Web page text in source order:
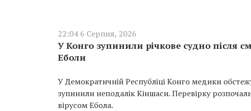
22:04 6 Серпня, 2026
У Конго зупинили річкове судно
Еболи
У Демократичній Республіці Конго медики
зупинили неподалік Кіншаси. Перевірку
вірусом Ебола.